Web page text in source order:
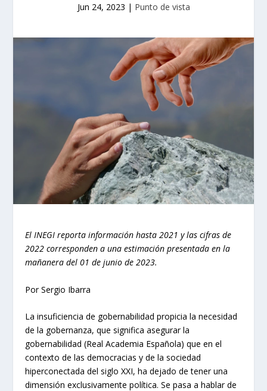
Jun 24, 2023 | Punto de vista
El INEGI reporta información hasta 2021 y las cifras de
2022 corresponden a una estimación presentada en la
mañanera del 01 de junio de 2023.
Por Sergio Ibarra
La insuficiencia de gobernabilidad propicia la necesidad
de la gobernanza, que significa asegurar la
gobernabilidad (Real Academia Española) que en el
contexto de las democracias y de la sociedad
hiperconectada del siglo XXI, ha dejado de tener una
dimensión exclusivamente política. Se pasa a hablar de